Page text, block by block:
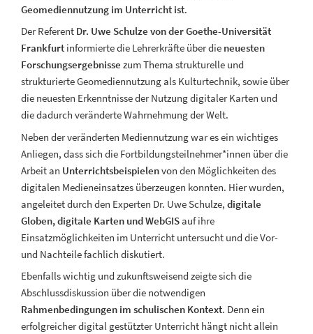
Geomediennutzung im Unterricht ist.
Der Referent Dr. Uwe Schulze von der Goethe-Universität
Frankfurt informierte die Lehrerkräfte über die neuesten
Forschungsergebnisse zum Thema strukturelle und
strukturierte Geomediennutzung als Kulturtechnik, sowie über
die neuesten Erkenntnisse der Nutzung digitaler Karten und
die dadurch veränderte Wahrnehmung der Welt.
Neben der veränderten Mediennutzung war es ein wichtiges
Anliegen, dass sich die Fortbildungsteilnehmer*innen über die
Arbeit an Unterrichtsbeispielenvon den Möglichkeiten des
digitalen Medieneinsatzes überzeugen konnten. Hier wurden,
angeleitet durch den Experten Dr. Uwe Schulze, digitale
Globen, digitale Karten und WebGISauf ihre
Einsatzmöglichkeiten im Unterricht untersucht und die Vor-
und Nachteile fachlich diskutiert.
Ebenfalls wichtig und zukunftsweisend zeigte sich die
Abschlussdiskussion über die notwendigen
Rahmenbedingungen im schulischen Kontext. Denn ein
erfolgreicher digital gestützter Unterricht hängt nicht allein